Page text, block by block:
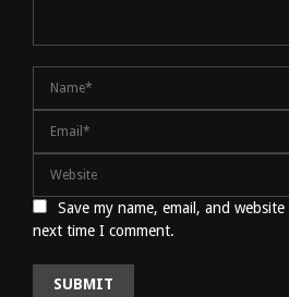
Save my name, email, and
next time I comment.